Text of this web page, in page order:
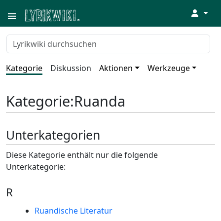
↓
Kategorie Diskussion Aktionen Werkzeuge
Kategorie:Ruanda
Unterkategorien
Diese Kategorie enthält nur die folgende
Unterkategorie:
R
Ruandische Literatur